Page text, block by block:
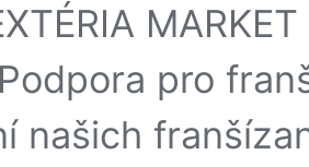
pro
našich